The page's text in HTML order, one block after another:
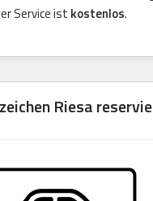
Service ist kostenlos.
Riesa